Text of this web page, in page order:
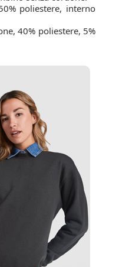
poliestere, interno
40% poliestere, 5%